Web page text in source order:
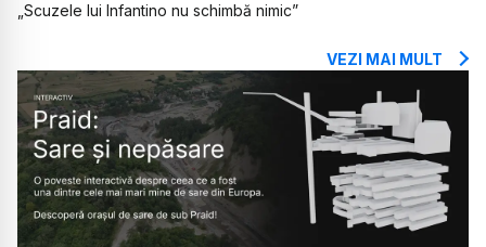
„Scuzele lui Infantino nu schimbă nimic”
VEZI MAI MULT